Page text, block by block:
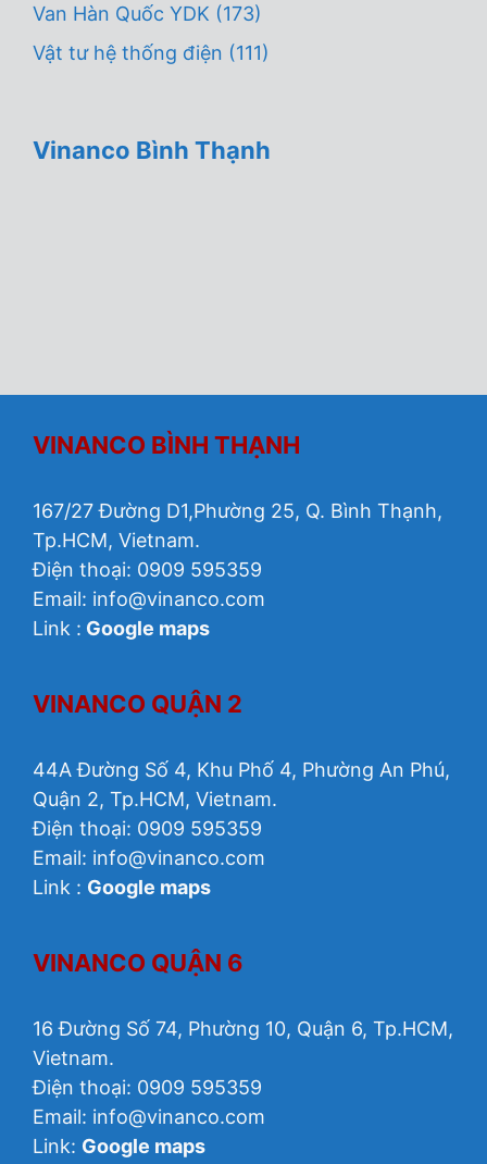
Van Hàn Quốc YDK (173)
Vật tư hệ thống điện (111)
Vinanco Bình Thạnh
VINANCO BÌNH THẠNH
167/27 Đường D1,Phường 25, Q. Bình Thạnh,
Tp.HCM, Vietnam.
Điện thoại: 0909 595359
Email: info@vinanco.com
Link : Google maps
VINANCO QUẬN 2
44A Đường Số 4, Khu Phố 4, Phường An Phú,
Quận 2, Tp.HCM, Vietnam.
Điện thoại: 0909 595359
Email: info@vinanco.com
Link : Google maps
VINANCO QUẬN 6
16 Đường Số 74, Phường 10, Quận 6, Tp.HCM,
Vietnam.
Điện thoại: 0909 595359
Email: info@vinanco.com
Link: Google maps